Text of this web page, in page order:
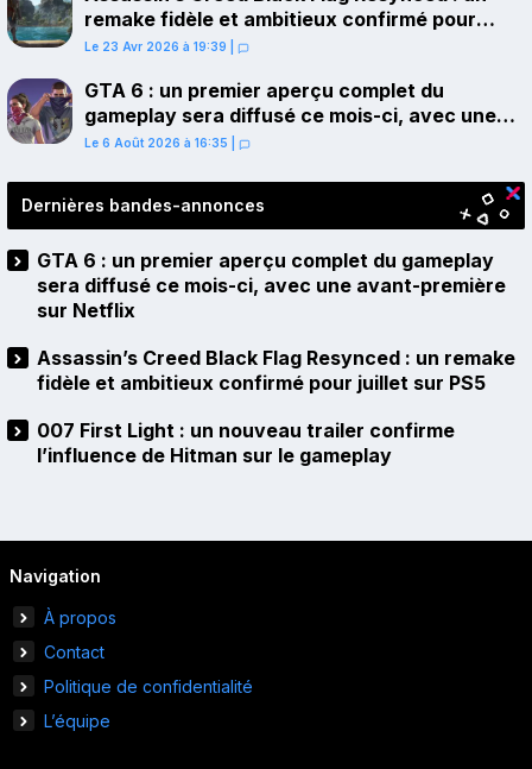
remake fidèle et ambitieux confirmé pour
juillet sur PS5
Le 23 Avr 2026 à 19:39
GTA 6 : un premier aperçu complet du
gameplay sera diffusé ce mois-ci, avec une
avant-première sur Netflix
Le 6 Août 2026 à 16:35
Dernières bandes-annonces
GTA 6 : un premier aperçu complet du gameplay
sera diffusé ce mois-ci, avec une avant-première
sur Netflix
Assassin’s Creed Black Flag Resynced : un remake
fidèle et ambitieux confirmé pour juillet sur PS5
007 First Light : un nouveau trailer confirme
l’influence de Hitman sur le gameplay
Navigation
À propos
Contact
Politique de confidentialité
L’équipe